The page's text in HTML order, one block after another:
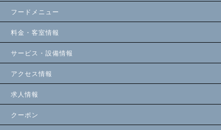
フードメニュー
料金・客室情報
サービス・設備情報
アクセス情報
求人情報
クーポン